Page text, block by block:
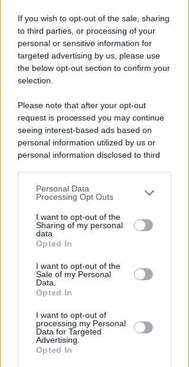
If you wish to opt-out of the sale, sharing
to third parties, or processing of your
personal or sensitive information for
targeted advertising by us, please use
the below opt-out section to confirm your
selection.
Please note that after your opt-out
request is processed you may continue
seeing interest-based ads based on
personal information utilized by us or
personal information disclosed to third
You may separately opt-out of the further
disclosure of your personal information
by third parties on the IAB’s list of
downstream participants.
by us to third parties on the IAB’s List of
Downstream Participants that may
further disclose it to other third parties.
Personal Data
Processing Opt Outs
I want to opt-out of the
Sharing of my personal
data.
Opted In
I want to opt-out of the
Sale of my Personal
Data.
Opted In
I want to opt-out of
processing my Personal
Data for Targeted
Advertising.
Opted In
Ricercato per truffa in
Macedonia era in vacanza a
Rimini coi figli
diRedazione
SETTORE IN ESPANSIONE
Artigianato digitale: Rimini
seconda provincia in Italia per
crescita